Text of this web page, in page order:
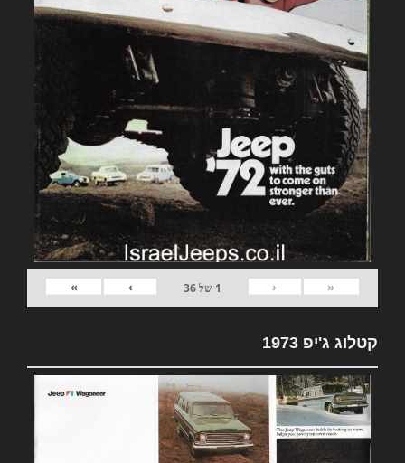
«
‹
1 של36
›
»
קטלוג ג'יפ 1973